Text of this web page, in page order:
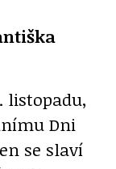
listopadu,
Dni
se slaví